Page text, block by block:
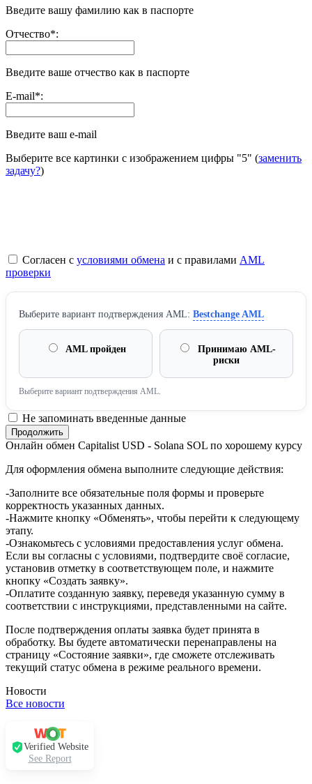
Введите вашу фамилию как в паспорте
Отчество*:
Введите ваше отчество как в паспорте
E-mail*:
Введите ваш e-mail
Выберите все картинки с изображением цифры "5" (заменить
задачу?)
Согласен с условиями обмена и с правилами AML
проверки
Выберите вариант подтверждения AML: Bestchange AML
AML пройден
Принимаю AML-
риски
Выберите вариант подтверждения AML.
Не запоминать введенные данные
Онлайн обмен Capitalist USD - Solana SOL по хорошему курсу
Для оформления обмена выполните следующие действия:
-Заполните все обязательные поля формы и проверьте
корректность указанных данных.
-Нажмите кнопку «Обменять», чтобы перейти к следующему
этапу.
-Ознакомьтесь с условиями предоставления услуг обмена.
Если вы согласны с условиями, подтвердите своё согласие,
установив отметку в соответствующем поле, и нажмите
кнопку «Создать заявку».
-Оплатите созданную заявку, переведя указанную сумму в
соответствии с инструкциями, представленными на сайте.
После подтверждения оплаты заявка будет принята в
обработку. Вы будете автоматически перенаправлены на
страницу «Состояние заявки», где сможете отслеживать
текущий статус обмена в режиме реального времени.
Новости
Все новости
Verified Website
See Report